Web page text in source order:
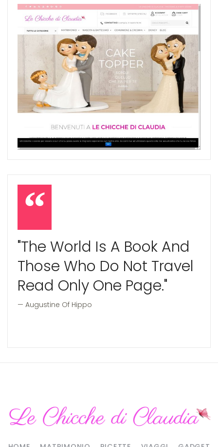
"The World Is A Book And
Those Who Do Not Travel
Read Only One Page."
Augustine Of Hippo